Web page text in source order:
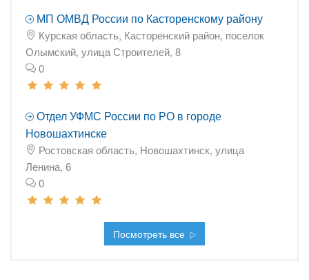
МП ОМВД России по Касторенскому району
Курская область, Касторенский район, поселок
Олымский, улица Строителей, 8
0
Отдел УФМС России по РО в городе
Новошахтинске
Ростовская область, Новошахтинск, улица
Ленина, 6
0
Посмотреть все